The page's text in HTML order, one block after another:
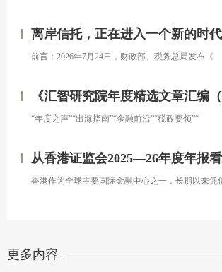
离岸信托，正在进入一个新的时代
前言：2026年7月24日，财政部、税务总局发布《
《汇智研究院年度精选文章汇编（
“年度之声”“出海指南”“金融前沿”“税政要领”“
从香港证监会2025—26年度年报看香港资本市
香港作为全球主要国际金融中心之一，长期以来凭
更多内容